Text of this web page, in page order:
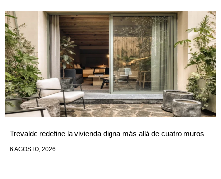
Trevalde redefine la vivienda digna más allá de cuatro muros
6 AGOSTO, 2026